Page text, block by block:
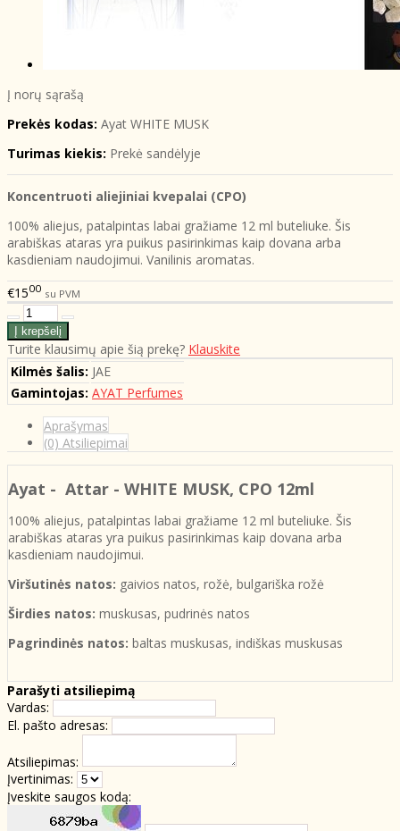
Į norų sąrašą
Prekės kodas: Ayat WHITE MUSK
Turimas kiekis: Prekė sandėlyje
Koncentruoti aliejiniai kvepalai (CPO)
100% aliejus, patalpintas labai gražiame 12 ml buteliuke. Šis
arabiškas ataras yra puikus pasirinkimas kaip dovana arba
kasdieniam naudojimui. Vanilinis aromatas.
€1500 su PVM
Turite klausimų apie šią prekę? Klauskite
Kilmės šalis: JAE
Gamintojas: AYAT Perfumes
Aprašymas
(0) Atsiliepimai
Ayat - Attar - WHITE MUSK, CPO 12ml
100% aliejus, patalpintas labai gražiame 12 ml buteliuke. Šis
arabiškas ataras yra puikus pasirinkimas kaip dovana arba
kasdieniam naudojimui.
Viršutinės natos: gaivios natos, rožė, bulgariška rožė
Širdies natos: muskusas, pudrinės natos
Pagrindinės natos: baltas muskusas, indiškas muskusas
Parašyti atsiliepimą
Vardas:
El. pašto adresas:
Atsiliepimas:
Įvertinimas:
Įveskite saugos kodą: